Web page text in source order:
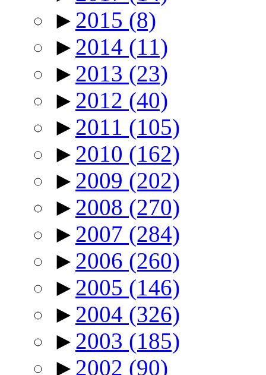
► 2015 (8)
► 2014 (11)
► 2013 (23)
► 2012 (40)
► 2011 (105)
► 2010 (162)
► 2009 (202)
► 2008 (270)
► 2007 (284)
► 2006 (260)
► 2005 (146)
► 2004 (326)
► 2003 (185)
► 2002 (90)